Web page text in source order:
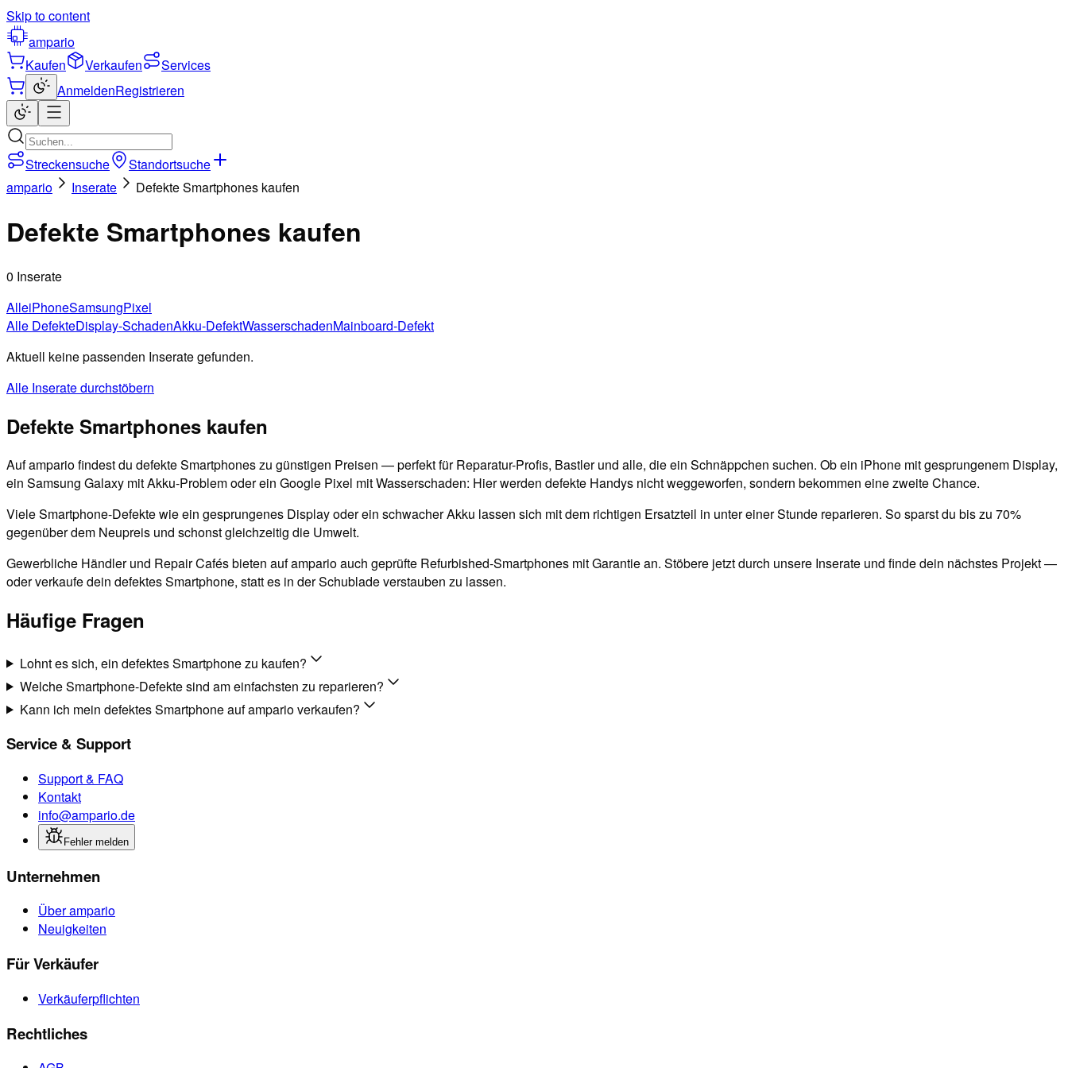
Skip to content
ampario
Kaufen
Verkaufen
Services
AnmeldenRegistrieren
Streckensuche
Standortsuche
ampario
Inserate Defekte Smartphones kaufen
Defekte Smartphones kaufen
0 Inserate
AlleiPhoneSamsungPixel
Alle DefekteDisplay-SchadenAkku-DefektWasserschadenMainboard-Defekt
Aktuell keine passenden Inserate gefunden.
Alle Inserate durchstöbern
Defekte Smartphones kaufen
Auf ampario findest du defekte Smartphones zu günstigen Preisen — perfekt für Reparatur-Profis, Bastler und alle, die ein Schnäppchen suchen. Ob ein iPhone mit gesprungenem Display,
ein Samsung Galaxy mit Akku-Problem oder ein Google Pixel mit Wasserschaden: Hier werden defekte Handys nicht weggeworfen, sondern bekommen eine zweite Chance.
Viele Smartphone-Defekte wie ein gesprungenes Display oder ein schwacher Akku lassen sich mit dem richtigen Ersatzteil in unter einer Stunde reparieren. So sparst du bis zu 70%
gegenüber dem Neupreis und schonst gleichzeitig die Umwelt.
Gewerbliche Händler und Repair Cafés bieten auf ampario auch geprüfte Refurbished-Smartphones mit Garantie an. Stöbere jetzt durch unsere Inserate und finde dein nächstes Projekt —
oder verkaufe dein defektes Smartphone, statt es in der Schublade verstauben zu lassen.
Häufige Fragen
Lohnt es sich, ein defektes Smartphone zu kaufen?
Welche Smartphone-Defekte sind am einfachsten zu reparieren?
Kann ich mein defektes Smartphone auf ampario verkaufen?
Service & Support
Support & FAQ
Kontakt
info@ampario.de
Fehler melden
Unternehmen
Über ampario
Neuigkeiten
Für Verkäufer
Verkäuferpflichten
Rechtliches